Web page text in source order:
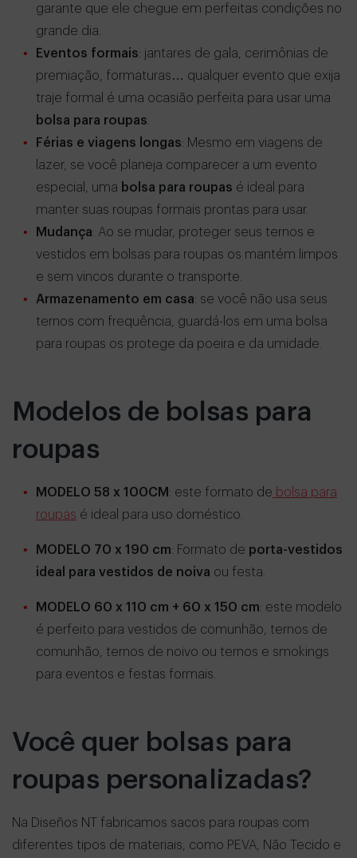
garante que ele chegue em perfeitas condições no
grande dia.
Eventos formais: jantares de gala, cerimônias de
premiação, formaturas… qualquer evento que exija
traje formal é uma ocasião perfeita para usar uma
bolsa para roupas.
Férias e viagens longas: Mesmo em viagens de
lazer, se você planeja comparecer a um evento
especial, uma bolsa para roupas é ideal para
manter suas roupas formais prontas para usar.
Mudança: Ao se mudar, proteger seus ternos e
vestidos em bolsas para roupas os mantém limpos
e sem vincos durante o transporte.
Armazenamento em casa: se você não usa seus
ternos com frequência, guardá-los em uma bolsa
para roupas os protege da poeira e da umidade.
Modelos de bolsas para
roupas
MODELO 58 x 100CM : este formato de bolsa para
roupas é ideal para uso doméstico.
MODELO 70 x 190 cm: Formato de porta-vestidos
ideal para vestidos de noiva ou festa.
MODELO 60 x 110 cm + 60 x 150 cm: este modelo
é perfeito para vestidos de comunhão, ternos de
comunhão, ternos de noivo ou ternos e smokings
para eventos e festas formais.
Você quer bolsas para
roupas personalizadas?
Na Diseños NT fabricamos sacos para roupas com
diferentes tipos de materiais, como PEVA, Não Tecido e